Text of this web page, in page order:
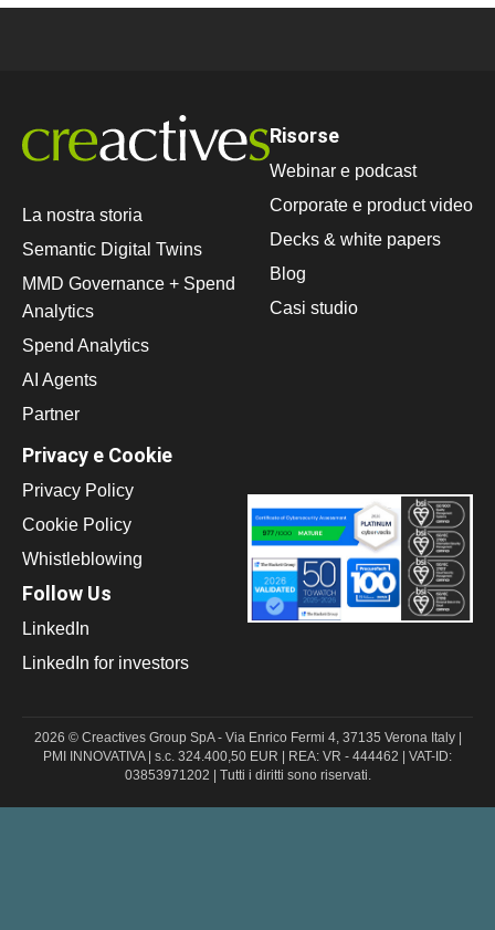
La nostra storia
Semantic Digital Twins
MMD Governance + Spend
Analytics
Spend Analytics
AI Agents
Partner
Risorse
Webinar e podcast
Corporate e product video
Decks & white papers
Blog
Casi studio
Privacy e Cookie
Privacy Policy
Cookie Policy
Whistleblowing
Follow Us
LinkedIn
LinkedIn for investors
2026 © Creactives Group SpA - Via Enrico Fermi 4, 37135 Verona Italy |
PMI INNOVATIVA | s.c. 324.400,50 EUR | REA: VR - 444462 | VAT-ID:
03853971202 | Tutti i diritti sono riservati.